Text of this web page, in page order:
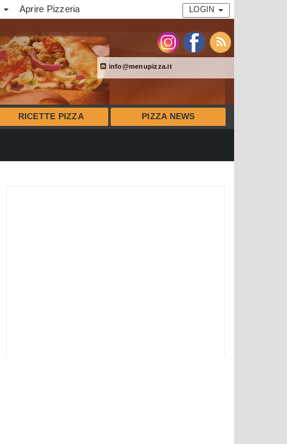
Aprire Pizzeria LOGIN
info@menupizza.it
RICETTE PIZZA PIZZA NEWS